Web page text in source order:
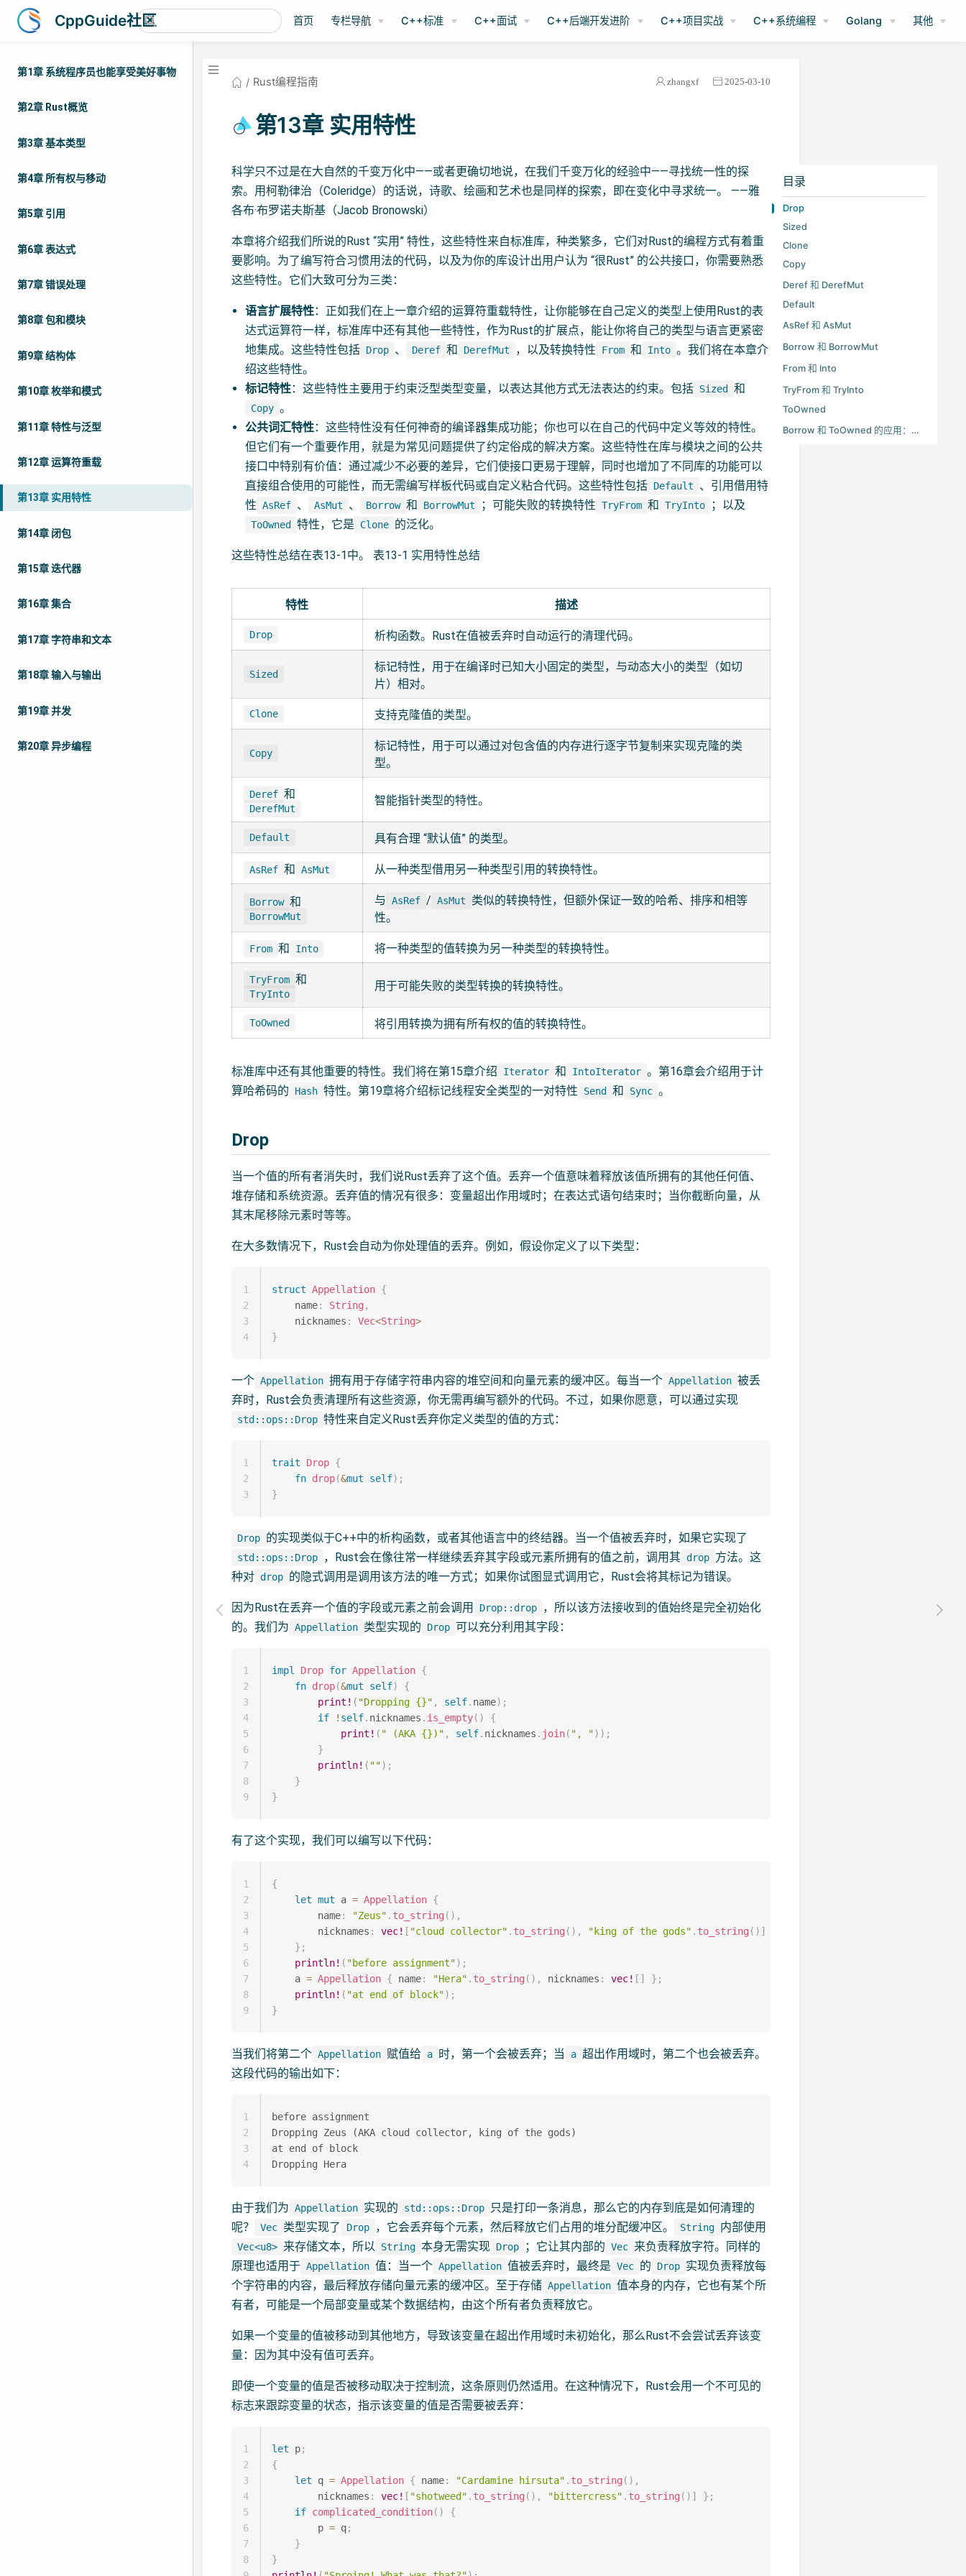
CppGuide社区 首页 专栏导航 C++标准 C++面试 C++后端开发进阶 C++项目实战 C++系统编程 Golang 其他
第1章 系统程序员也能享受美好事物
第2章 Rust概览
第3章 基本类型
第4章 所有权与移动
第5章 引用
第6章 表达式
第7章 错误处理
第8章 包和模块
第9章 结构体
第10章 枚举和模式
第11章 特性与泛型
第12章 运算符重载
第13章 实用特性
第14章 闭包
第15章 迭代器
第16章 集合
第17章 字符串和文本
第18章 输入与输出
第19章 并发
第20章 异步编程
Rust编程指南 zhangxf 2025-03-10
目录
Drop
Sized
Clone
Copy
Deref 和 DerefMut
Default
AsRef 和 AsMut
Borrow 和 BorrowMut
From 和 Into
TryFrom 和 TryInto
ToOwned
Borrow 和 ToOwned 的应用：实用的 Cow
第13章 实用特性
科学只不过是在大自然的千变万化中——或者更确切地说，在我们千变万化的经验中——寻找统一性的探
索。用柯勒律治（Coleridge）的话说，诗歌、绘画和艺术也是同样的探索，即在变化中寻求统一。 ——雅
各布·布罗诺夫斯基（Jacob Bronowski）
本章将介绍我们所说的Rust “实用” 特性，这些特性来自标准库，种类繁多，它们对Rust的编程方式有着重
要影响。为了编写符合习惯用法的代码，以及为你的库设计出用户认为 “很Rust” 的公共接口，你需要熟悉
这些特性。它们大致可分为三类：
语言扩展特性：正如我们在上一章介绍的运算符重载特性，让你能够在自己定义的类型上使用Rust的表
达式运算符一样，标准库中还有其他一些特性，作为Rust的扩展点，能让你将自己的类型与语言更紧密
地集成。这些特性包括 Drop 、 Deref 和 DerefMut ，以及转换特性 From 和 Into 。我们将在本章介
绍这些特性。
标记特性：这些特性主要用于约束泛型类型变量，以表达其他方式无法表达的约束。包括 Sized 和
Copy 。
公共词汇特性：这些特性没有任何神奇的编译器集成功能；你也可以在自己的代码中定义等效的特性。
但它们有一个重要作用，就是为常见问题提供了约定俗成的解决方案。这些特性在库与模块之间的公共
接口中特别有价值：通过减少不必要的差异，它们使接口更易于理解，同时也增加了不同库的功能可以
直接组合使用的可能性，而无需编写样板代码或自定义粘合代码。这些特性包括 Default
、引用借用特
性 AsRef 、 AsMut 、 Borrow 和 BorrowMut ；可能失败的转换特性 TryFrom 和 TryInto ；以及
ToOwned 特性，它是 Clone 的泛化。
这些特性总结在表13-1中。 表13-1 实用特性总结
特性 描述
Drop 析构函数。Rust在值被丢弃时自动运行的清理代码。
Sized
标记特性，用于在编译时已知大小固定的类型，与动态大小的类型（如切
片）相对。
Clone 支持克隆值的类型。
Copy
标记特性，用于可以通过对包含值的内存进行逐字节复制来实现克隆的类
型。
Deref 和
DerefMut
智能指针类型的特性。
Default 具有合理 “默认值” 的类型。
AsRef 和 AsMut 从一种类型借用另一种类型引用的转换特性。
Borrow 和
BorrowMut
与 AsRef / AsMut
类似的转换特性，但额外保证一致的哈希、排序和相等
性。
From 和 Into 将一种类型的值转换为另一种类型的转换特性。
TryFrom 和
TryInto
用于可能失败的类型转换的转换特性。
ToOwned 将引用转换为拥有所有权的值的转换特性。
标准库中还有其他重要的特性。我们将在第15章介绍 Iterator 和 IntoIterator 。第16章会介绍用于计
算哈希码的
Hash 特性。第19章将介绍标记线程安全类型的一对特性 Send 和 Sync 。
Drop
当一个值的所有者消失时，我们说Rust丢弃了这个值。丢弃一个值意味着释放该值所拥有的其他任何值、
堆存储和系统资源。丢弃值的情况有很多：变量超出作用域时；在表达式语句结束时；当你截断向量，从
其末尾移除元素时等等。
在大多数情况下，Rust会自动为你处理值的丢弃。例如，假设你定义了以下类型：
struct Appellation {
    name
: String ,
    nicknames
: Vec<String>
}
1
2
3
4
一个 Appellation 拥有用于存储字符串内容的堆空间和向量元素的缓冲区。每当一个 Appellation 被丢
弃时，Rust会负责清理所有这些资源，你无需再编写额外的代码。不过，如果你愿意，可以通过实现
std::ops::Drop 特性来自定义Rust丢弃你定义类型的值的方式：
trait Drop {
fn drop(&mut self) ;
}
1
2
3
Drop 的实现类似于C++中的析构函数，或者其他语言中的终结器。当一个值被丢弃时，如果它实现了
std::ops::Drop ，Rust会在像往常一样继续丢弃其字段或元素所拥有的值之前，调用其 drop 方法。这
种对 drop 的隐式调用是调用该方法的唯一方式；如果你试图显式调用它，Rust会将其标记为错误。
因为Rust在丢弃一个值的字段或元素之前会调用 Drop::drop
，所以该方法接收到的值始终是完全初始化
的。我们为 Appellation 类型实现的 Drop 可以充分利用其字段：
impl Drop for Appellation {
fn drop(&mut self)
{
print! ( "Dropping {}" , self. name) ;
if
! self. nicknames . is_empty( )
{
print! ( " (AKA {})" , self. nicknames . join( ", ") ) ;
}
println! ( "") ;
}
}
1
2
3
4
5
6
7
8
9
有了这个实现，我们可以编写以下代码：
{
let mut a = Appellation {
        name
: "Zeus" . to_string ( ) ,
        nicknames
: vec! [ "cloud collector" . to_string ( ) , "king of the gods" . to_string ( ) ]
} ;
println! ( "before assignment") ;
    a
= Appellation { name: "Hera" . to_string ( ) , nicknames : vec! [ ] } ;
println! ( "at end of block") ;
}
1
2
3
4
5
6
7
8
9
当我们将第二个 Appellation 赋值给 a 时，第一个会被丢弃；当 a 超出作用域时，第二个也会被丢弃。
这段代码的输出如下：
before assignment
Dropping Zeus (AKA cloud collector, king of the gods)
at end of block
Dropping Hera
1
2
3
4
由于我们为 Appellation 实现的 std::ops::Drop
只是打印一条消息，那么它的内存到底是如何清理的
呢？
Vec 类型实现了 Drop ，它会丢弃每个元素，然后释放它们占用的堆分配缓冲区。 String 内部使用
Vec<u8> 来存储文本，所以 String 本身无需实现 Drop ；它让其内部的 Vec 来负责释放字符。同样的
原理也适用于 Appellation 值：当一个 Appellation 值被丢弃时，最终是 Vec 的 Drop 实现负责释放每
个字符串的内容，最后释放存储向量元素的缓冲区。至于存储 Appellation 值本身的内存，它也有某个所
有者，可能是一个局部变量或某个数据结构，由这个所有者负责释放它。
如果一个变量的值被移动到其他地方，导致该变量在超出作用域时未初始化，那么Rust不会尝试丢弃该变
量：因为其中没有值可丢弃。
即使一个变量的值是否被移动取决于控制流，这条原则仍然适用。在这种情况下，Rust会用一个不可见的
标志来跟踪变量的状态，指示该变量的值是否需要被丢弃：
let p;
{
let q = Appellation { name: "Cardamine hirsuta" . to_string ( ) ,
        nicknames
: vec! [ "shotweed" . to_string ( ) , "bittercress" . to_string ( ) ] } ;
if complicated_condition( )
{
        p
= q;
}
}
1
2
3
4
5
6
7
8